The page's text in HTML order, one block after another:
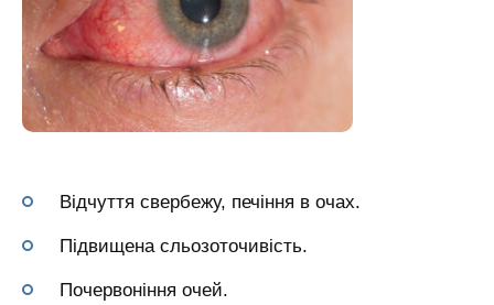
Відчуття свербежу, печіння в очах.
Підвищена сльозоточивість.
Почервоніння очей.